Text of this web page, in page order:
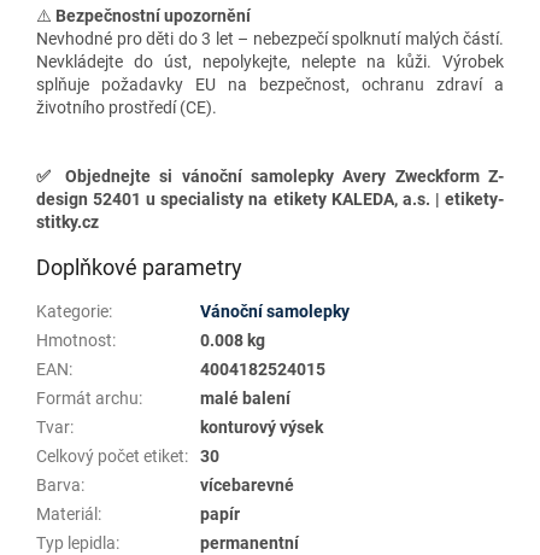
⚠️ Bezpečnostní upozornění
Nevhodné pro děti do 3 let – nebezpečí spolknutí malých částí.
Nevkládejte do úst, nepolykejte, nelepte na kůži. Výrobek
splňuje požadavky EU na bezpečnost, ochranu zdraví a
životního prostředí (CE).
✅ Objednejte si vánoční samolepky Avery Zweckform Z-
design 52401 u specialisty na etikety KALEDA, a.s. | etikety-
stitky.cz
Doplňkové parametry
Kategorie:
Vánoční samolepky
Hmotnost:
0.008 kg
EAN:
4004182524015
Formát archu:
malé balení
Tvar:
konturový výsek
Celkový počet etiket:
30
Barva:
vícebarevné
Materiál :
papír
Typ lepidla: permanentní